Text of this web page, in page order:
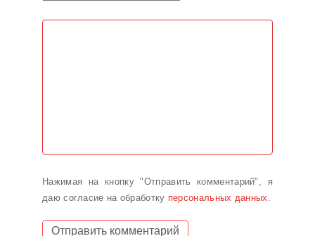
Нажимая на кнопку "Отправить комментарий", я
даю согласие на обработку персональных данных .